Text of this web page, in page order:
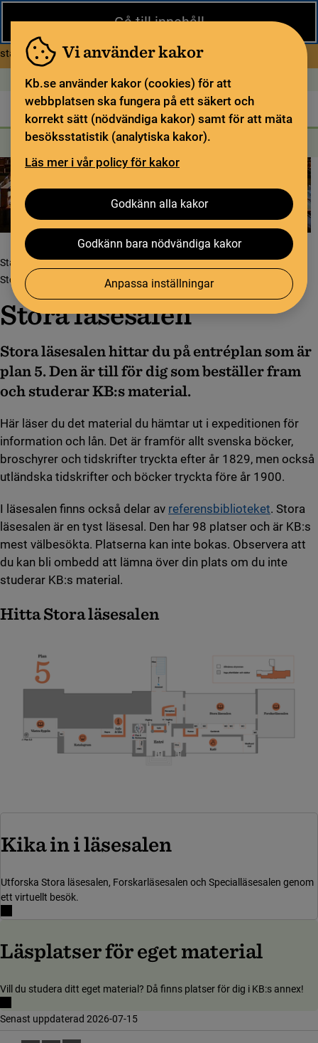
Gå till innehåll
Under sommaren har KB begränsad service och särskilda
öppettider. Vissa veckor är en del funktioner och samlingar
stängda.Läs mer om Begränsad service i sommar
Vi använder kakor
Kb.se använder kakor (cookies) för att
webbplatsen ska fungera på ett säkert och
korrekt sätt (nödvändiga kakor) samt för att mäta
besöksstatistik (analytiska kakor).
Läs mer i vår policy för kakor
Godkänn alla kakor
Godkänn bara nödvändiga kakor
Anpassa inställningar
Öppet idag: 9–17In English
Biblioteket För bibliotekssektorn Pliktleverans och ISBN
Sök Sök
Söktjänster
StartsidaBesök ossHitta i husetLäsesalar och studieplatser
Stora läsesalen
Stora läsesalen
Stora läsesalen hittar du på entréplan som är
plan 5. Den är till för dig som beställer fram
och studerar KB:s material.
Här läser du det material du hämtar ut i expeditionen för
information och lån. Det är framför allt svenska böcker,
broschyrer och tidskrifter tryckta efter år 1829, men också
utländska tidskrifter och böcker tryckta före år 1900.
I läsesalen finns också delar av referensbiblioteket. Stora
läsesalen är en tyst läsesal. Den har 98 platser och är KB:s
mest välbesökta. Platserna kan inte bokas. Observera att
du kan bli ombedd att lämna över din plats om du inte
studerar KB:s material.
Hitta Stora läsesalen
Kika in i läsesalen(länk till
Utforska Stora läsesalen, Forskarläsesalen och Specialläsesalen genom
ett virtuellt besök.
Läsplatser för eget material
Vill du studera ditt eget material? Då finns platser för dig i KB:s annex!
Senast uppdaterad 2026-07-15